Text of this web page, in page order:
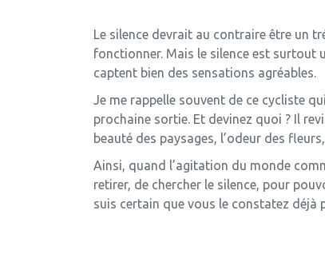
Le silence devrait au contraire être un
fonctionner. Mais le silence est surtout
captent bien des sensations agréables.
Je me rappelle souvent de ce cycliste
prochaine sortie. Et devinez quoi ? Il
beauté des paysages, l’odeur des
Ainsi, quand l’agitation du monde
retirer, de chercher le silence, pour
suis certain que vous le constatez déjà